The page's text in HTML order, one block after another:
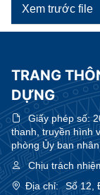
Xem trước file
TRANG
DỰNG
Giấy phép số:
thanh, truyền hình
phòng Ủy ban
Chịu trách
Địa chỉ:
Số 12,